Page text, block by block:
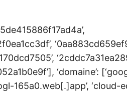
‘domaine’:
165a0.web[.]app’,